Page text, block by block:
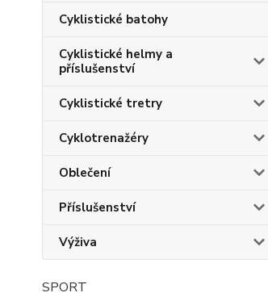
Cyklistické batohy
Cyklistické helmy a
příslušenství
Cyklistické tretry
Cyklotrenažéry
Oblečení
Příslušenství
Výživa
SPORT